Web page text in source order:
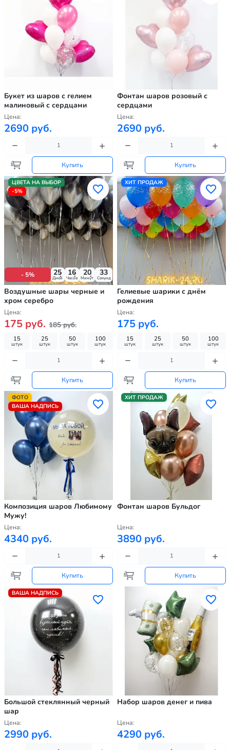
Букет из шаров с гелием
малиновый с сердцами
Цена:
2690 руб.
Купить
Фонтан шаров розовый с
сердцами
Цена:
2690 руб.
Купить
ЦВЕТА НА ВЫБОР
-5%
- 5% 25
Дней
16
Часов
20
Минут
31
Секунд
Воздушные шары черные и
хром серебро
Цена:
175 руб. 185 руб.
15
штук
25
штук
50
штук
100
штук
Купить
ХИТ ПРОДАЖ
Гелиевые шарики с днём
рождения
Цена:
175 руб.
15
штук
25
штук
50
штук
100
штук
Купить
ФОТО
ВАША НАДПИСЬ
Композиция шаров Любимому
Мужу!
Цена:
4340 руб.
Купить
ХИТ ПРОДАЖ
Фонтан шаров Бульдог
Цена:
3890 руб.
Купить
ВАША НАДПИСЬ
Большой стеклянный черный
шар
Цена:
2990 руб.
Набор шаров денег и пива
Цена:
4290 руб.